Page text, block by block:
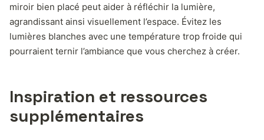
miroir bien placé peut aider à réfléchir la lumière,
agrandissant ainsi visuellement l’espace. Évitez les
lumières blanches avec une température trop froide qui
pourraient ternir l’ambiance que vous cherchez à créer.
Inspiration et ressources
supplémentaires